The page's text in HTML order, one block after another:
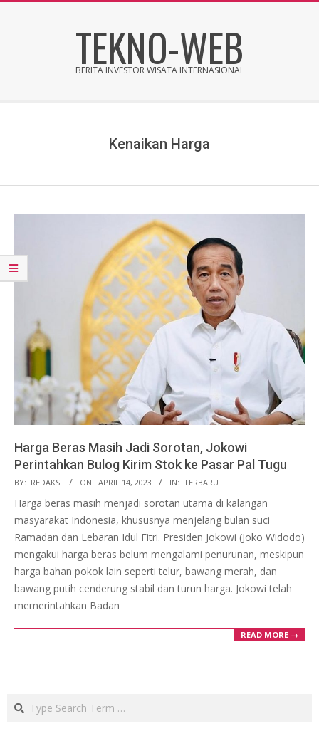
TEKNO-WEB
BERITA INVESTOR WISATA INTERNASIONAL
Kenaikan Harga
Harga Beras Masih Jadi Sorotan, Jokowi
Perintahkan Bulog Kirim Stok ke Pasar Pal Tugu
2023-
04-
BY: REDAKSI ON: APRIL 14, 2023 IN: TERBARU
Harga beras masih menjadi sorotan utama di kalangan
masyarakat Indonesia, khususnya menjelang bulan suci
Ramadan dan Lebaran Idul Fitri. Presiden Jokowi (Joko Widodo)
mengakui harga beras belum mengalami penurunan, meskipun
harga bahan pokok lain seperti telur, bawang merah, dan
bawang putih cenderung stabil dan turun harga. Jokowi telah
memerintahkan Badan
READ MORE →
Search